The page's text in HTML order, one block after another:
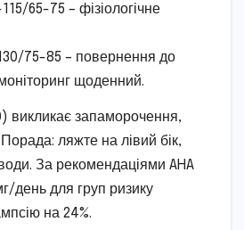
65-75 – фізіологічне
75-85 – повернення до
щоденний.
викликає запаморочення,
ляжте на лівий бік,
За рекомендаціями AHA
день для груп ризику
на 24%.